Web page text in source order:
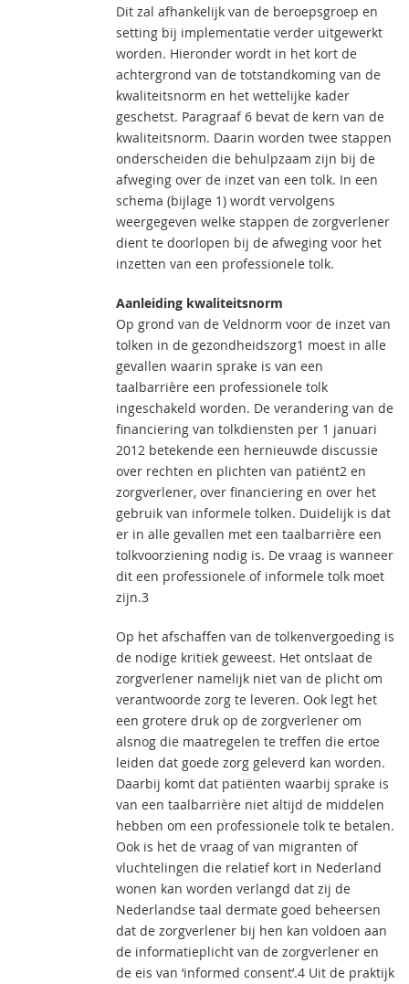
Dit zal afhankelijk van de beroepsgroep en
setting bij implementatie verder uitgewerkt
worden. Hieronder wordt in het kort de
achtergrond van de totstandkoming van de
kwaliteitsnorm en het wettelijke kader
geschetst. Paragraaf 6 bevat de kern van de
kwaliteitsnorm. Daarin worden twee stappen
onderscheiden die behulpzaam zijn bij de
afweging over de inzet van een tolk. In een
schema (bijlage 1) wordt vervolgens
weergegeven welke stappen de zorgverlener
dient te doorlopen bij de afweging voor het
inzetten van een professionele tolk.
Aanleiding kwaliteitsnorm
Op grond van de Veldnorm voor de inzet van
tolken in de gezondheidszorg1 moest in alle
gevallen waarin sprake is van een
taalbarrière een professionele tolk
ingeschakeld worden. De verandering van de
financiering van tolkdiensten per 1 januari
2012 betekende een hernieuwde discussie
over rechten en plichten van patiënt2 en
zorgverlener, over financiering en over het
gebruik van informele tolken. Duidelijk is dat
er in alle gevallen met een taalbarrière een
tolkvoorziening nodig is. De vraag is wanneer
dit een professionele of informele tolk moet
zijn.3
Op het afschaffen van de tolkenvergoeding is
de nodige kritiek geweest. Het ontslaat de
zorgverlener namelijk niet van de plicht om
verantwoorde zorg te leveren. Ook legt het
een grotere druk op de zorgverlener om
alsnog die maatregelen te treffen die ertoe
leiden dat goede zorg geleverd kan worden.
Daarbij komt dat patiënten waarbij sprake is
van een taalbarrière niet altijd de middelen
hebben om een professionele tolk te betalen.
Ook is het de vraag of van migranten of
vluchtelingen die relatief kort in Nederland
wonen kan worden verlangd dat zij de
Nederlandse taal dermate goed beheersen
dat de zorgverlener bij hen kan voldoen aan
de informatieplicht van de zorgverlener en
de eis van ‘informed consent’.4 Uit de praktijk